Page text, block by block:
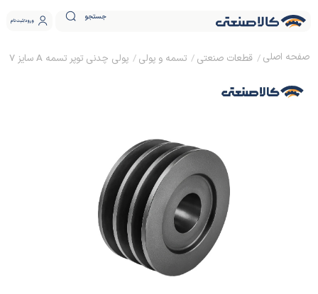
جستجو ورود ثبت نام
قطعات صنعتی تسمه و پولی پولی چدنی توپر تسمه A سایز 7 ساده (بدون نافی)